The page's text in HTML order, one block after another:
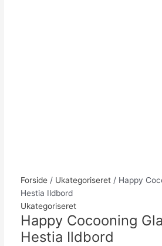
Forside/ Ukategoriseret/ Happy
Hestia Ildbord
Ukategoriseret
Happy Cocooning
Hestia Ildbord